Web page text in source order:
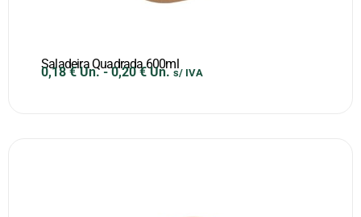
Saladeira Quadrada 600ml
0,18€ Un.-0,20€ Un. s/ IVA